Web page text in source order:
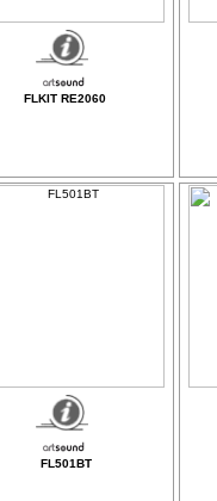
FLKIT RE2060
FL501BT